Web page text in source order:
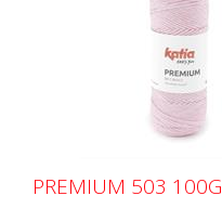
PREMIUM 503 100G